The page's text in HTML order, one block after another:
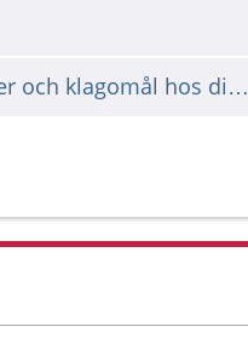
Lämna synpunkter och klagomål hos din vårdgivare